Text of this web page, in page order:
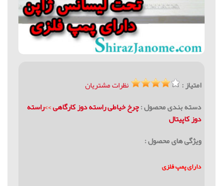
امتیاز :
نظرات مشتریان
دسته بندی محصول :چرخ خیاطی راسته دوز كارگاهی>>راسته
دوز کاپیتال
ویژگی های محصول :
دارای پمپ فلزی